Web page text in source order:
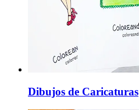
Dibujos de Caricaturas